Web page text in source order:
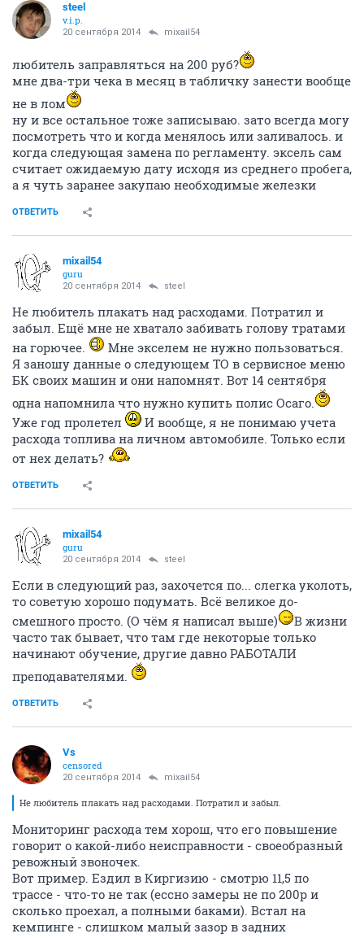
steel
v.i.p.
20 сентября 2014 mixail54
любитель заправляться на 200 руб?
мне два-три чека в месяц в табличку занести вообще
не в лом
ну и все остальное тоже записываю. зато всегда могу
посмотреть что и когда менялось или заливалось. и
когда следующая замена по регламенту. эксель сам
считает ожидаемую дату исходя из среднего пробега,
а я чуть заранее закупаю необходимые железки
ОТВЕТИТЬ
mixail54
guru
20 сентября 2014 steel
Не любитель плакать над расходами. Потратил и
забыл. Ещё мне не хватало забивать голову тратами
на горючее.
Мне экселем не нужно пользоваться.
Я заношу данные о следующем ТО в сервисное меню
БК своих машин и они напомнят. Вот 14 сентября
одна напомнила что нужно купить полис Осаго.
Уже год пролетел
И вообще, я не понимаю учета
расхода топлива на личном автомобиле. Только если
от нех делать?
ОТВЕТИТЬ
mixail54
guru
20 сентября 2014 steel
Если в следующий раз, захочется по... слегка уколоть,
то советую хорошо подумать. Всё великое до-
смешного просто. (О чём я написал выше)
В жизни
часто так бывает, что там где некоторые только
начинают обучение, другие давно РАБОТАЛИ
преподавателями.
ОТВЕТИТЬ
Vs
censored
20 сентября 2014 mixail54
Не любитель плакать над расходами. Потратил и забыл.
Мониторинг расхода тем хорош, что его повышение
говорит о какой-либо неисправности - своеобразный
ревожный звоночек.
Вот пример. Ездил в Киргизию - смотрю 11,5 по
трассе - что-то не так (ессно замеры не по 200р и
сколько проехал, а полными баками). Встал на
кемпинге - слишком малый зазор в задних